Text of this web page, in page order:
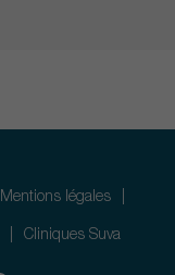
Mentions légales
Cliniques Suva